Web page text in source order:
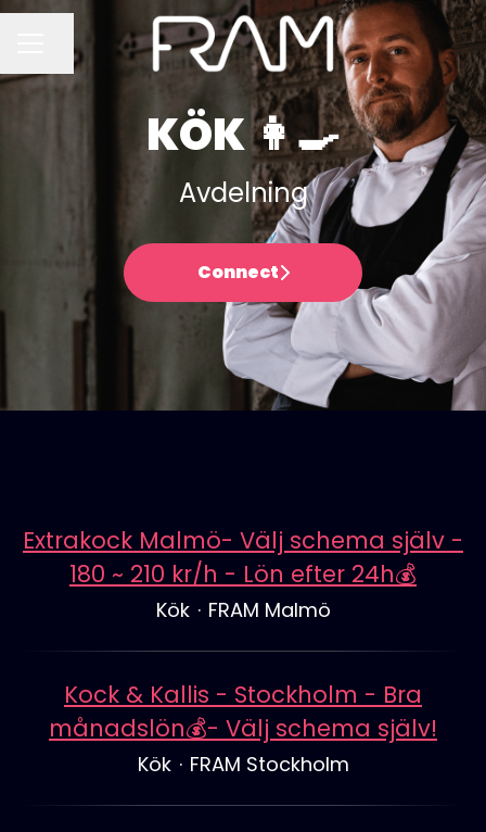
KARRIÄRMENY
Dela sidan
KÖK 👩‍🍳
Avdelning
Connect
Extrakock Malmö- Välj schema själv -
180 ~ 210 kr/h - Lön efter 24h💰
Kök · FRAM Malmö
Kock & Kallis - Stockholm - Bra
månadslön💰- Välj schema själv!
Kök · FRAM Stockholm